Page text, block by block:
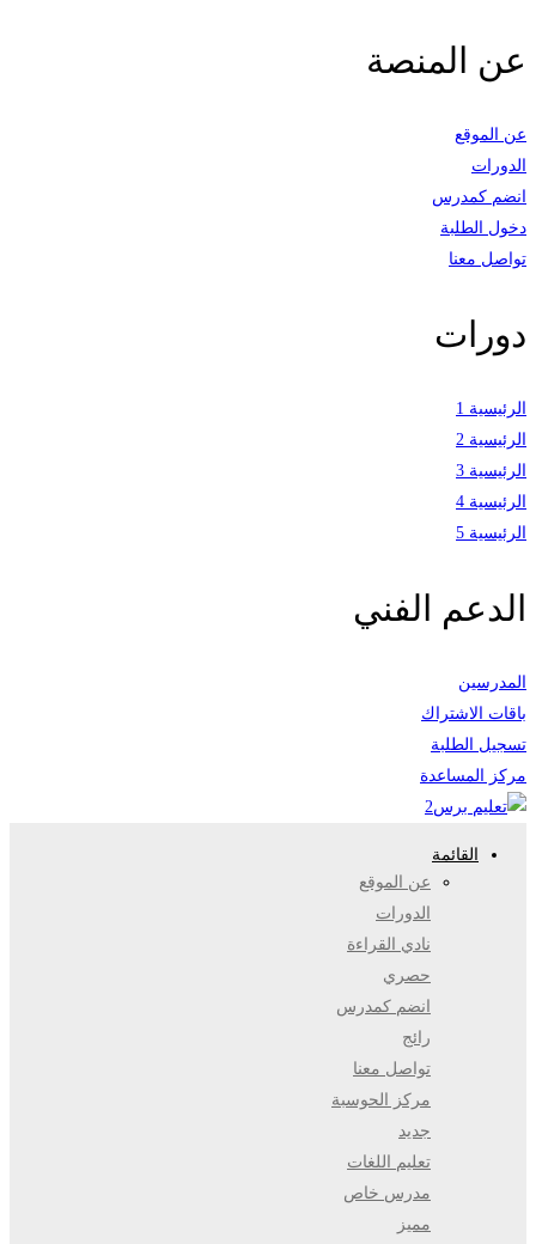
عن المنصة
عن الموقع
الدورات
انضم كمدرس
دخول الطلبة
تواصل معنا
دورات
الرئيسية 1
الرئيسية 2
الرئيسية 3
الرئيسية 4
الرئيسية 5
الدعم الفني
المدرسين
باقات الاشتراك
تسجيل الطلبة
مركز المساعدة
القائمة
عن الموقع
الدورات
نادي القراءة
حصري
انضم كمدرس
رائج
تواصل معنا
مركز الحوسبة
جديد
تعليم اللغات
مدرس خاص
مميز